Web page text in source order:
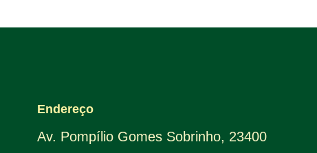
Endereço
Av. Pompílio Gomes Sobrinho, 23400